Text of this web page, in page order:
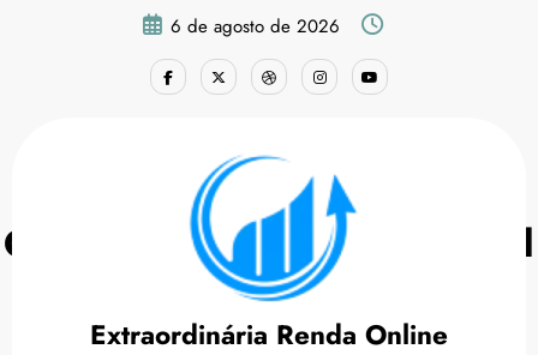
6 de agosto de 2026
Extraordinária Renda Online
Cartão Smiles Banco do Brasil
Vale a Pena? Conheça!